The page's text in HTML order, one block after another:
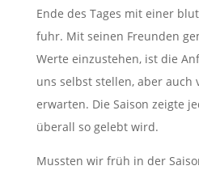
Ende des Tages mit einer
fuhr. Mit seinen Freunden
Werte einzustehen, ist die
uns selbst stellen, aber auch
erwarten. Die Saison zeigte
überall so gelebt wird.
Mussten wir früh in der